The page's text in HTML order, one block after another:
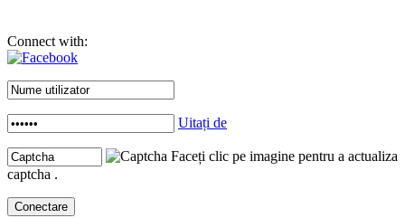
Connect with:
Uitați de
Faceți clic pe imagine pentru a actualiza
captcha .